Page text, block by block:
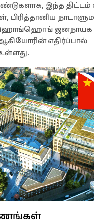
இந்த திட்டம்
பிரித்தானிய
ஹொங்ஹொங் ஜனநாயக
எதிர்ப்பால்